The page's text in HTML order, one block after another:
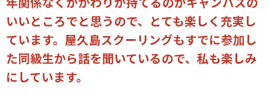
いいところでと思うので、とても楽しく充実し
ています。屋久島スクーリングもすでに参加し
た同級生から話を聞いているので、私も楽しみ
にしています。